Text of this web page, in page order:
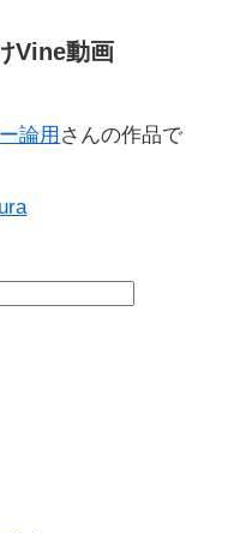
Vine動画
論用 さんの作品で